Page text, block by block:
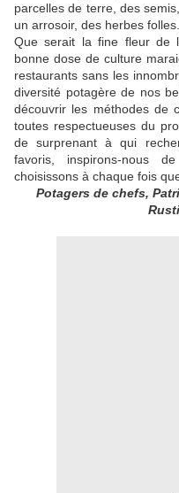
parcelles de terre, des
un arrosoir, des herbes
Que serait la fine fleur de
bonne dose de culture
restaurants sans les
diversité potagère de nos
découvrir les méthodes de
toutes respectueuses du
de surprenant à qui
favoris, inspirons-nous
choisissons à chaque fois
Potagers de chefs,